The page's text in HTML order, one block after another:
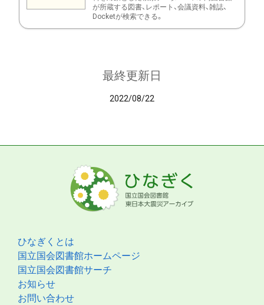
が所蔵する図書、レポート、会議資料、雑誌、
Docketが検索できる。
最終更新日
2022/08/22
ひなぎくとは
国立国会図書館ホームページ
国立国会図書館サーチ
お知らせ
お問い合わせ